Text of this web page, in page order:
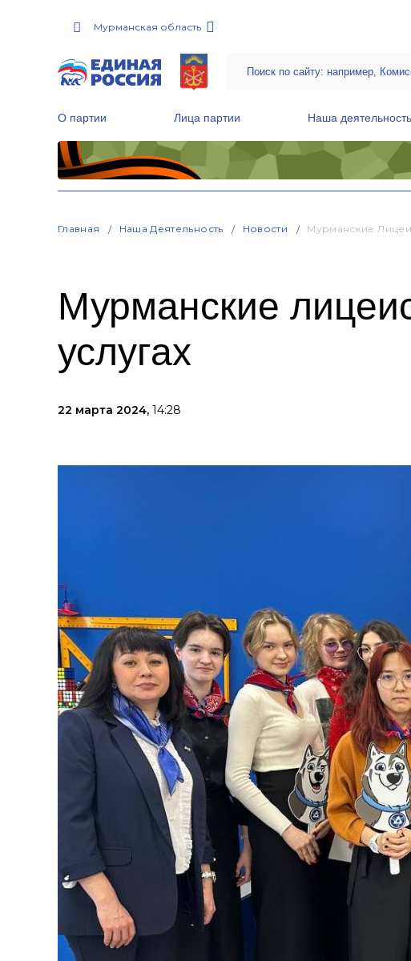
Мурманская область
О партии Лица партии Наша деятельность
Главная Наша Деятельность Новости Мурманские
Мурманские
услугах
22 марта 2024, 14:28